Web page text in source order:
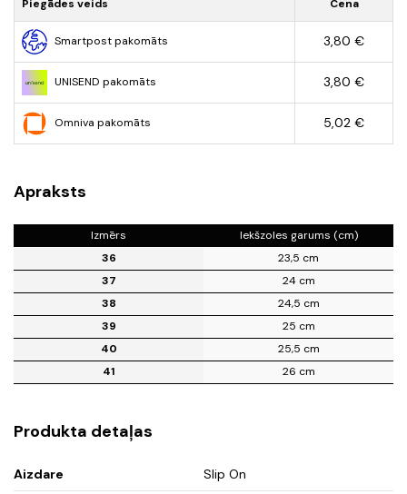
Piegādes veids Cena
Smartpost pakomāts 3,80 €
UNISEND pakomāts 3,80 €
Omniva pakomāts 5,02 €
Apraksts
Izmērs
Iekšzoles garums (cm)
36
23,5 cm
37
24 cm
38
24,5 cm
39
25 cm
40
25,5 cm
41
26 cm
Produkta detaļas
Aizdare
Slip On